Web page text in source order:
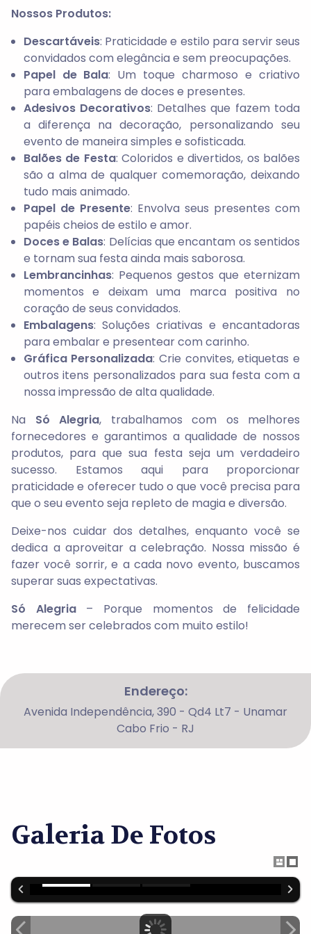
Nossos Produtos:
Descartáveis: Praticidade e estilo para servir seus
convidados com elegância e sem preocupações.
Papel de Bala: Um toque charmoso e criativo
para embalagens de doces e presentes.
Adesivos Decorativos: Detalhes que fazem toda
a diferença na decoração, personalizando seu
evento de maneira simples e sofisticada.
Balões de Festa: Coloridos e divertidos, os balões
são a alma de qualquer comemoração, deixando
tudo mais animado.
Papel de Presente: Envolva seus presentes com
papéis cheios de estilo e amor.
Doces e Balas: Delícias que encantam os sentidos
e tornam sua festa ainda mais saborosa.
Lembrancinhas: Pequenos gestos que eternizam
momentos e deixam uma marca positiva no
coração de seus convidados.
Embalagens: Soluções criativas e encantadoras
para embalar e presentear com carinho.
Gráfica Personalizada: Crie convites, etiquetas e
outros itens personalizados para sua festa com a
nossa impressão de alta qualidade.
Na Só Alegria, trabalhamos com os melhores
fornecedores e garantimos a qualidade de nossos
produtos, para que sua festa seja um verdadeiro
sucesso. Estamos aqui para proporcionar
praticidade e oferecer tudo o que você precisa para
que o seu evento seja repleto de magia e diversão.
Deixe-nos cuidar dos detalhes, enquanto você se
dedica a aproveitar a celebração. Nossa missão é
fazer você sorrir, e a cada novo evento, buscamos
superar suas expectativas.
Só Alegria– Porque momentos de felicidade
merecem ser celebrados com muito estilo!
Endereço:
Avenida Independência, 390 - Qd4 Lt7 - Unamar
Cabo Frio - RJ
Galeria De Fotos